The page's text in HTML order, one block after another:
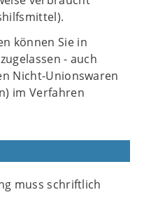
können Sie in
- auch
Nicht-Unionswaren
im Verfahren
muss schriftlich